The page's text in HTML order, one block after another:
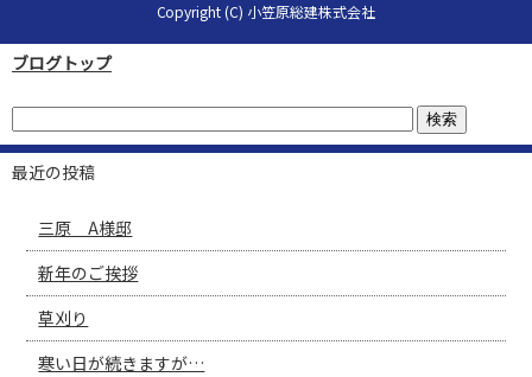
Copyright (C) 小笠原総建株式会社
ブログトップ
最近の投稿
三原 A様邸
新年のご挨拶
草刈り
寒い日が続きますが…